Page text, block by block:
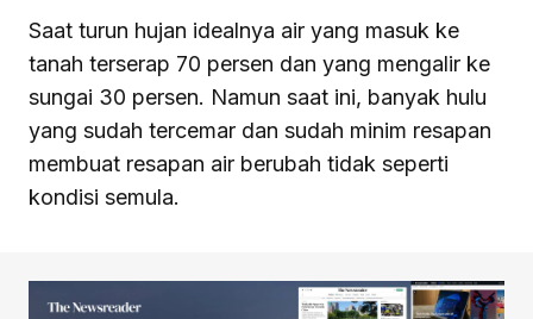
Saat turun hujan idealnya air yang masuk ke
tanah terserap 70 persen dan yang mengalir ke
sungai 30 persen. Namun saat ini, banyak hulu
yang sudah tercemar dan sudah minim resapan
membuat resapan air berubah tidak seperti
kondisi semula.